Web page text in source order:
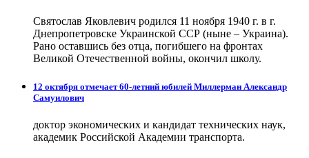
Святослав Яковлевич родился 11 ноября 1940 г. в г.
Днепропетровске Украинской ССР (ныне – Украина).
Рано оставшись без отца, погибшего на фронтах
Великой Отечественной войны, окончил школу.
12 октября отмечает 60-летний юбилей Миллерман Александр
Самуилович
доктор экономических и кандидат технических наук,
академик Российской Академии транспорта.